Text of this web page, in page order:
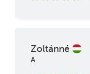
Zoltánné
A